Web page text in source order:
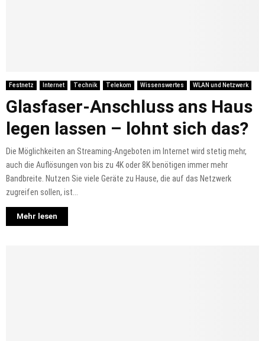
Festnetz Internet Technik Telekom Wissenswertes WLAN und Netzwerk
Glasfaser-Anschluss ans Haus
legen lassen – lohnt sich das?
Die Möglichkeiten an Streaming-Angeboten im Internet wird stetig mehr,
auch die Auflösungen von bis zu 4K oder 8K benötigen immer mehr
Bandbreite. Nutzen Sie viele Geräte zu Hause, die auf das Netzwerk
zugreifen sollen, ist...
Mehr lesen